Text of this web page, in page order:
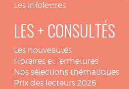
Les infolettres
LES + CONSULTÉS
Les nouveautés
Horaires et fermetures
Nos sélections thématiques
Prix des lecteurs 2026